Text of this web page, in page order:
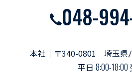
048-
本社｜〒340-0801 埼玉県
平日 8:00-18:00